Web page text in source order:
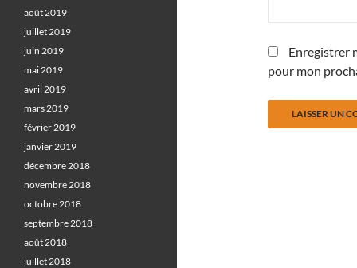
Enregistrer
pour mon
août 2019
juillet 2019
juin 2019
mai 2019
avril 2019
mars 2019
février 2019
janvier 2019
décembre 2018
novembre 2018
octobre 2018
septembre 2018
août 2018
juillet 2018